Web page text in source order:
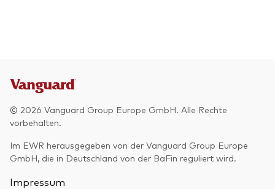
© 2026 Vanguard Group Europe GmbH. Alle Rechte
vorbehalten.
Im EWR herausgegeben von der Vanguard Group Europe
GmbH, die in Deutschland von der BaFin reguliert wird.
Impressum